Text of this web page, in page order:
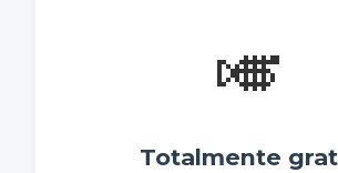
🎺
Totalmente